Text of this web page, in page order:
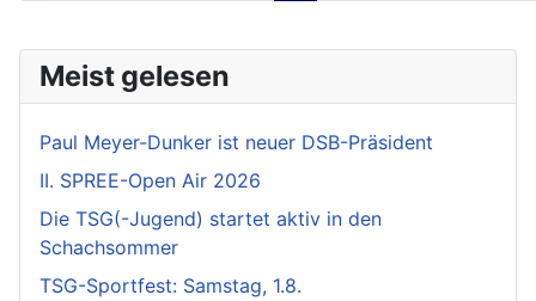
Meist gelesen
Paul Meyer-Dunker ist neuer DSB-Präsident
II. SPREE-Open Air 2026
Die TSG(-Jugend) startet aktiv in den
Schachsommer
TSG-Sportfest: Samstag, 1.8.